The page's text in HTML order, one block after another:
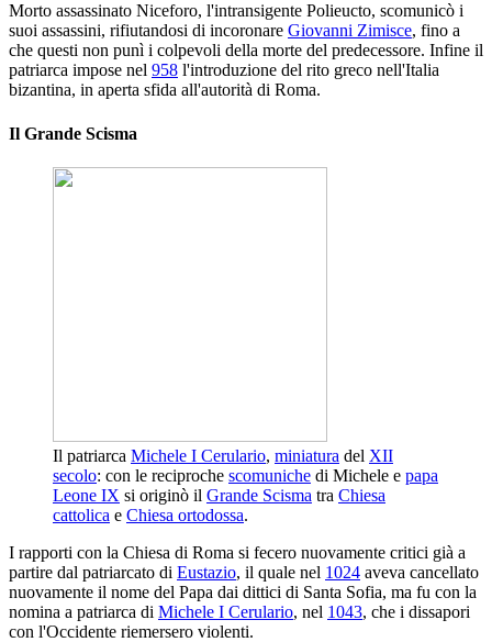
Morto assassinato Niceforo, l'intransigente Polieucto, scomunicò i
suoi assassini, rifiutandosi di incoronare Giovanni Zimisce, fino a
che questi non punì i colpevoli della morte del predecessore. Infine il
patriarca impose nel 958 l'introduzione del rito greco nell'Italia
bizantina, in aperta sfida all'autorità di Roma.
Il Grande Scisma
Il patriarca Michele I Cerulario, miniatura del XII
secolo: con le reciproche scomuniche di Michele e papa
Leone IX si originò il Grande Scisma tra Chiesa
cattolica e Chiesa ortodossa.
I rapporti con la Chiesa di Roma si fecero nuovamente critici già a
partire dal patriarcato di Eustazio, il quale nel 1024 aveva cancellato
nuovamente il nome del Papa dai dittici di Santa Sofia, ma fu con la
nomina a patriarca di Michele I Cerulario, nel 1043, che i dissapori
con l'Occidente riemersero violenti.